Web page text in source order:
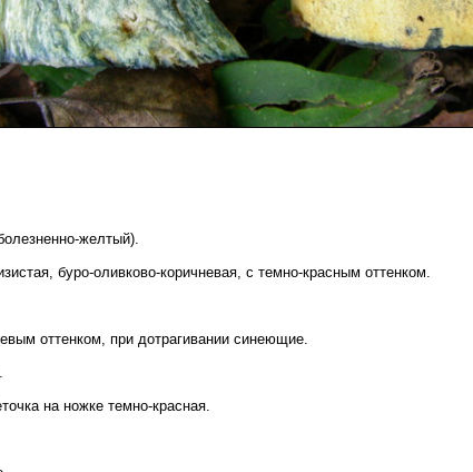
желтый).
буро-оливково-коричневая, с темно-красным оттенком.
оттенком, при дотрагивании синеющие.
на ножке темно-красная.